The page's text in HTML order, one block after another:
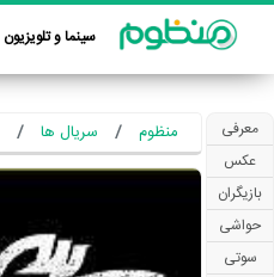
سینما و تلویزیون
معرفی
عکس
بازیگران
حواشی
سوتی
منظوم سریال ها